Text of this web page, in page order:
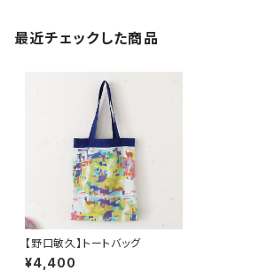
最近チェックした商品
【野口敏久】トートバッグ
¥4,400